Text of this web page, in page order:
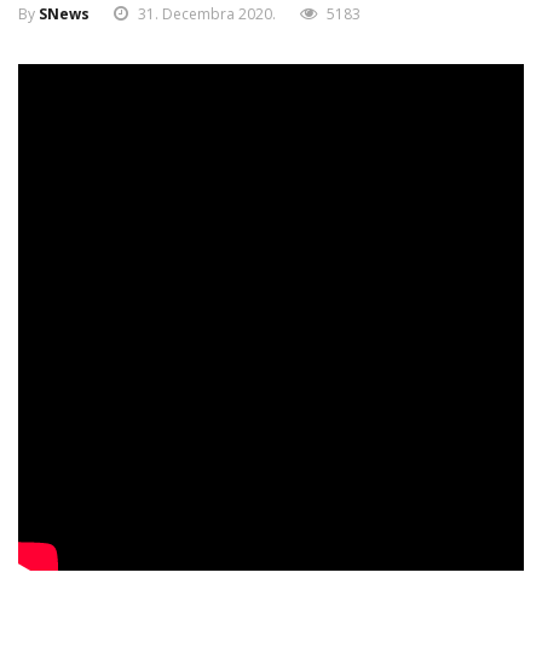
By SNews 31. Decembra 2020. 5183